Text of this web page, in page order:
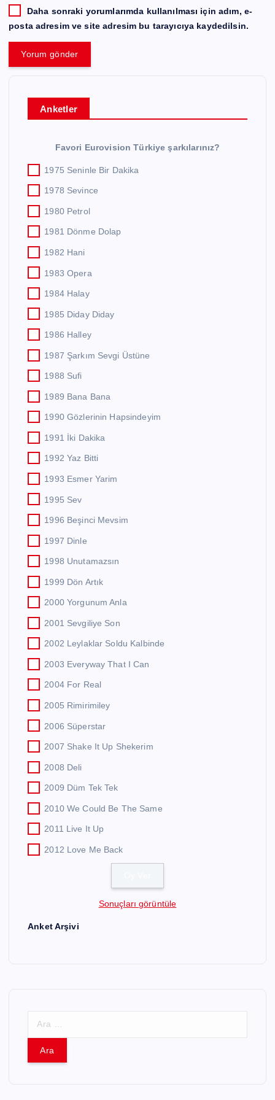
Daha sonraki yorumlarımda kullanılması için adım, e-
posta adresim ve site adresim bu tarayıcıya kaydedilsin.
Anketler
Favori Eurovision Türkiye şarkılarınız?
1975 Seninle Bir Dakika
1978 Sevince
1980 Petrol
1981 Dönme Dolap
1982 Hani
1983 Opera
1984 Halay
1985 Diday Diday
1986 Halley
1987 Şarkım Sevgi Üstüne
1988 Sufi
1989 Bana Bana
1990 Gözlerinin Hapsindeyim
1991 İki Dakika
1992 Yaz Bitti
1993 Esmer Yarim
1995 Sev
1996 Beşinci Mevsim
1997 Dinle
1998 Unutamazsın
1999 Dön Artık
2000 Yorgunum Anla
2001 Sevgiliye Son
2002 Leylaklar Soldu Kalbinde
2003 Everyway That I Can
2004 For Real
2005 Rimirimiley
2006 Süperstar
2007 Shake It Up Shekerim
2008 Deli
2009 Düm Tek Tek
2010 We Could Be The Same
2011 Live It Up
2012 Love Me Back
Sonuçları görüntüle
Anket Arşivi